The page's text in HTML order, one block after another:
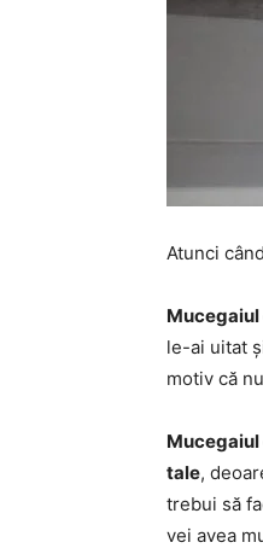
Atunci
le-ai uitat
motiv că
Mucegaiul
tale,
trebui să
vei avea